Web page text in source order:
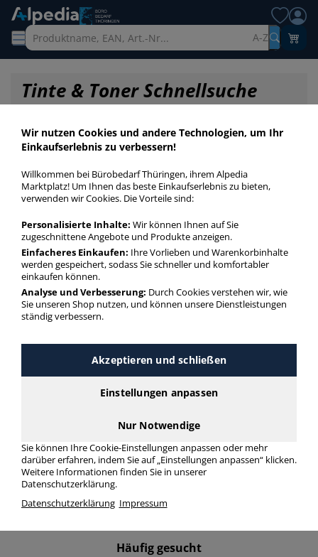
A-Z
Tinte & Toner Schnellsuche
Startseite »
Druckerpatronen Original 747
Druckerpatronen Original 747
> Modellnummer 747
Druckerpatronen Original 747 in bester Qualität zum
747 mit unserer Filter-Funktion.
Druckerpatronen Original 747
mehr Infos zur Kategorie
Häufig gesucht
Wir nutzen Cookies und andere Technologien, um Ihr
Einkaufserlebnis zu verbessern!
Willkommen bei Bürobedarf Thüringen, ihrem Alpedia
Marktplatz! Um Ihnen das beste Einkaufserlebnis zu bieten,
verwenden wir Cookies. Die Vorteile sind:
Personalisierte Inhalte: Wir können Ihnen auf Sie
zugeschnittene Angebote und Produkte anzeigen.
Einfacheres Einkaufen: Ihre Vorlieben und Warenkorbinhalte
werden gespeichert, sodass Sie schneller und komfortabler
einkaufen können.
Analyse und Verbesserung: Durch Cookies verstehen wir, wie
Sie unseren Shop nutzen, und können unsere Dienstleistungen
ständig verbessern.
Akzeptieren und schließen
Einstellungen anpassen
Nur Notwendige
Sie können Ihre Cookie-Einstellungen anpassen oder mehr
darüber erfahren, indem Sie auf „Einstellungen anpassen“ klicken.
Weitere Informationen finden Sie in unserer
Datenschutzerklärung.
Datenschutzerklärung Impressum